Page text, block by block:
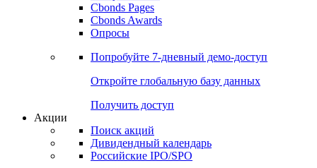
Cbonds Pages
Cbonds Awards
Опросы
Попробуйте 7-дневный демо-доступ
Откройте глобальную базу данных
Получить доступ
Акции
Поиск акций
Дивидендный календарь
Российские IPO/SPO